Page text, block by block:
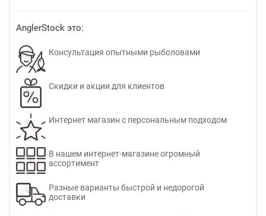
AnglerStock это:
Консультация опытными рыболовами
Скидки и акции для клиентов
Интернет магазин с персональным подходом
В нашем интернет-магазине огромный
ассортимент
Разные варианты быстрой и недорогой
доставки